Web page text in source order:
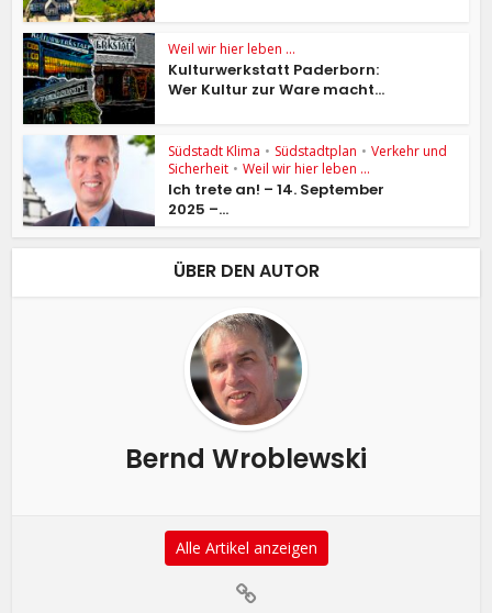
Weil wir hier leben ...
Kulturwerkstatt Paderborn:
Wer Kultur zur Ware macht...
Südstadt Klima • Südstadtplan • Verkehr und
Sicherheit • Weil wir hier leben ...
Ich trete an! – 14. September
2025 –...
ÜBER DEN AUTOR
Bernd Wroblewski
Alle Artikel anzeigen